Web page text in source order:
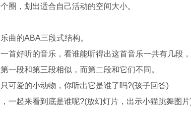
圈，划出适合自己活动的空间大小。
的ABA三段式结构。
好听的音乐，看谁能听得出这首音乐一共有几段
段和第三段相似，而第二段和它们不同。
爱的小动物，你听出它是谁了吗?(孩子回答)
起来看到底是谁呢?(放幻灯片，出示小猫跳舞图